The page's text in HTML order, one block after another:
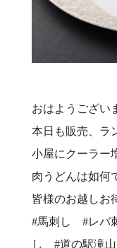
おはようござい
本日も販売、ラ
小屋にクーラー
肉うどんは如何
皆様のお越しお
#馬刺し #レバ
し #道の駅滝